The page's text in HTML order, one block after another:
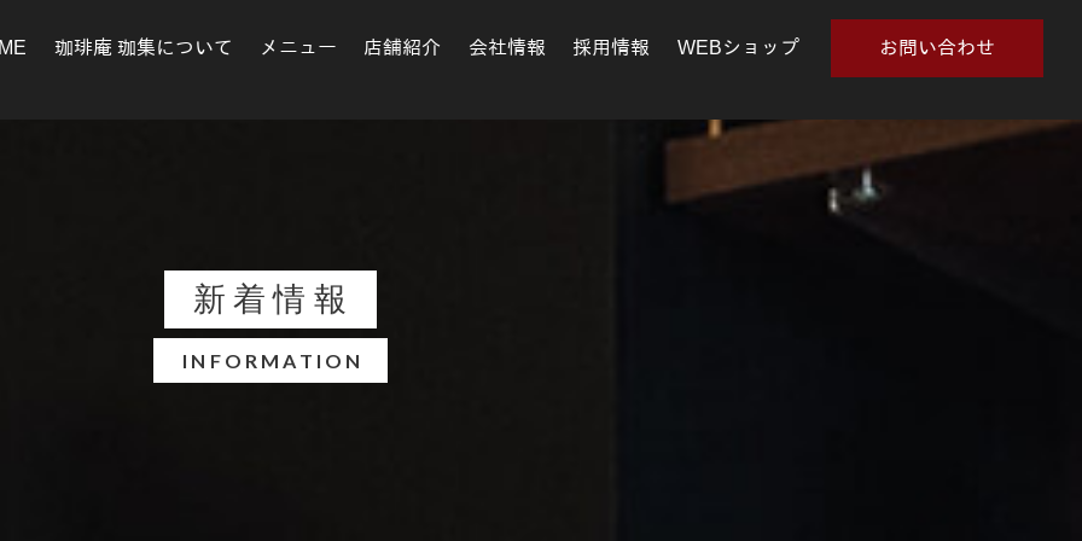
珈琲庵 珈集について メニュー 店舗紹介 会社情報 採用情報 WEBショップ お問い合わせ
新着情報
INFORMATION